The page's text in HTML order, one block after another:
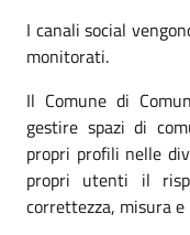
I canali social
monitorati.
Il Comune di
gestire spazi di
propri profili nelle
propri utenti il
correttezza, misura